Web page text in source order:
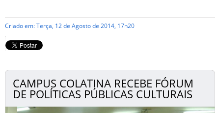
Criado em: Terça, 12 de Agosto de 2014, 17h20
CAMPUS COLATINA RECEBE FÓRUM
DE POLÍTICAS PÚBLICAS CULTURAIS